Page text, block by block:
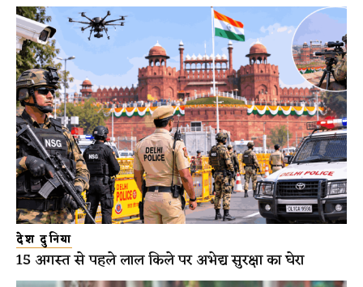
देश दुनिया
15 अगस्त से पहले लाल किले पर अभेद्य सुरक्षा का घेरा